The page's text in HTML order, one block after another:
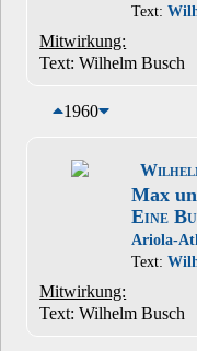
Text:
Mitwirkung:
Text: Wilhelm Busch
1960
Max
Eine
Ariola-
Text:
Mitwirkung:
Text: Wilhelm Busch